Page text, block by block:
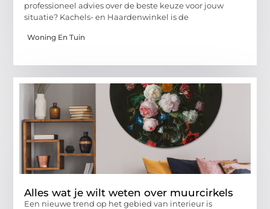
professioneel advies over de beste keuze voor jouw
situatie? Kachels- en Haardenwinkel is de
Woning En Tuin
Alles wat je wilt weten over muurcirkels
Een nieuwe trend op het gebied van interieur is